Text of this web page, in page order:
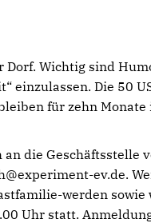
Dorf. Wichtig sind
einzulassen. Die 50
für zehn Monate
die Geschäftsstelle
ev.de.
werden
Uhr statt.